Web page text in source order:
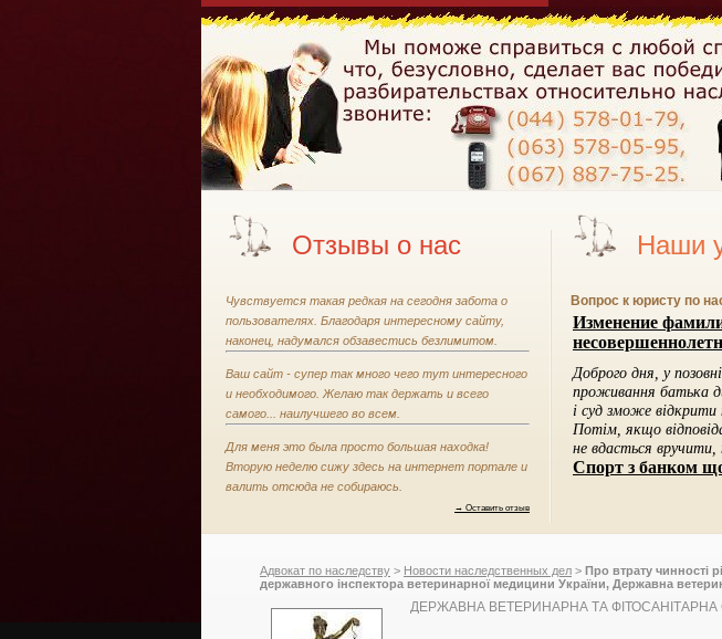
Отзывы о нас
Чувствуется такая редкая на сегодня забота о
пользователях. Благодаря интересному сайту,
наконец, надумался обзавестись безлимитом.
Ваш сайт - супер так много чего тут интересного
и необходимого. Желаю так держать и всего
самого... наилучшего во всем.
Для меня это была просто большая находка!
Вторую неделю сижу здесь на интернет портале и
валить отсюда не собираюсь.
→ Оставить отзыв
Наши
Вопрос к юристу по
Адвокат по наследству > Новости наследственных дел > Про втрату чинності
державного інспектора ветеринарної медицини України, Державна
ДЕРЖАВНА ВЕТЕРИНАРНА ТА ФIТОСАНIТАРНА